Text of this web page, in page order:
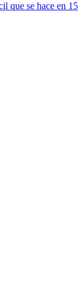
que se hace en 15